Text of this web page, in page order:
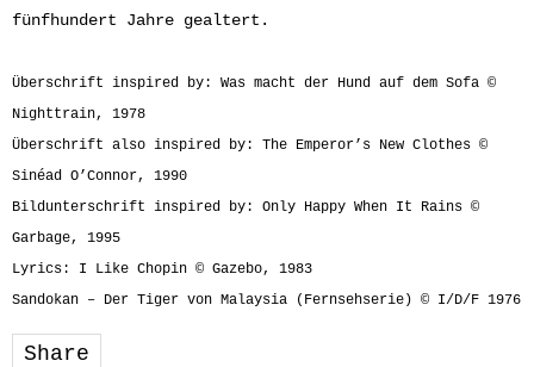
fünfhundert Jahre gealtert.
Überschrift inspired by: Was macht der Hund auf dem Sofa ©
Nighttrain, 1978
Überschrift also inspired by: The Emperor’s New Clothes ©
Sinéad O’Connor, 1990
Bildunterschrift inspired by: Only Happy When It Rains ©
Garbage, 1995
Lyrics: I Like Chopin © Gazebo, 1983
Sandokan – Der Tiger von Malaysia (Fernsehserie) © I/D/F 1976
Share